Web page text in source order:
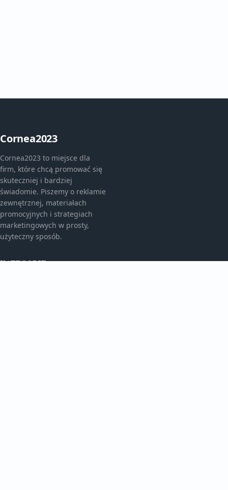
Cornea2023
Cornea2023 to miejsce dla
firm, które chcą promować się
skuteczniej i bardziej
świadomie. Piszemy o reklamie
zewnętrznej, materiałach
promocyjnych i strategiach
marketingowych w prosty,
użyteczny sposób.
KATEGORIE